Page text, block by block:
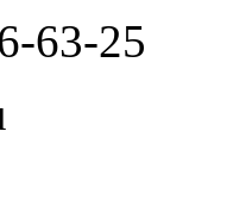
63-25